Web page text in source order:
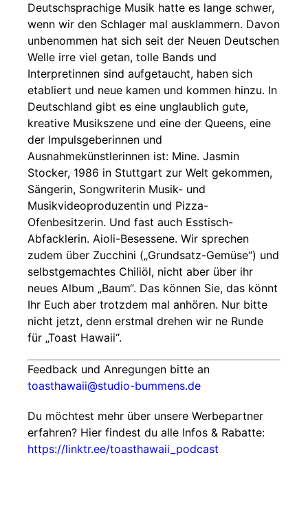
Deutschsprachige Musik hatte es lange schwer,
wenn wir den Schlager mal ausklammern. Davon
unbenommen hat sich seit der Neuen Deutschen
Welle irre viel getan, tolle Bands und
Interpretinnen sind aufgetaucht, haben sich
etabliert und neue kamen und kommen hinzu. In
Deutschland gibt es eine unglaublich gute,
kreative Musikszene und eine der Queens, eine
der Impulsgeberinnen und
Ausnahmekünstlerinnen ist: Mine. Jasmin
Stocker, 1986 in Stuttgart zur Welt gekommen,
Sängerin, Songwriterin Musik- und
Musikvideoproduzentin und Pizza-
Ofenbesitzerin. Und fast auch Esstisch-
Abfacklerin. Aioli-Besessene. Wir sprechen
zudem über Zucchini („Grundsatz-Gemüse“) und
selbstgemachtes Chiliöl, nicht aber über ihr
neues Album „Baum“. Das können Sie, das könnt
Ihr Euch aber trotzdem mal anhören. Nur bitte
nicht jetzt, denn erstmal drehen wir ne Runde
für „Toast Hawaii“.
Feedback und Anregungen bitte an
toasthawaii@studio-bummens.de
Du möchtest mehr über unsere Werbepartner
erfahren? Hier findest du alle Infos & Rabatte:
https://linktr.ee/toasthawaii_podcast